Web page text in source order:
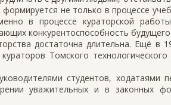
не только в процессе
в процессе кураторской
конкурентоспособность будущего
достаточна длительна. Ещё в
Томского
студентов, ходатаями
уважительных и в законных